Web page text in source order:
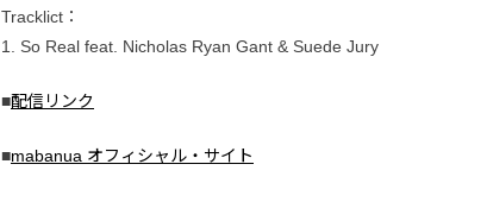
Tracklict：
1. So Real feat. Nicholas Ryan Gant & Suede Jury
■配信リンク
■mabanua オフィシャル・サイト